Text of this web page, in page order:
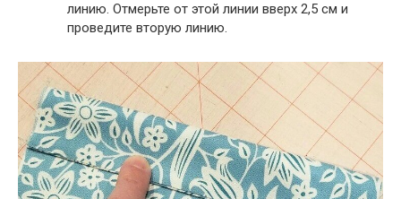
линию. Отмерьте от этой линии вверх 2,5 см и
проведите вторую линию.